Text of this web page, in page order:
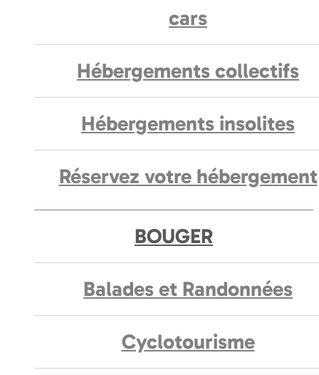
cars
Hébergements collectifs
Hébergements insolites
Réservez votre hébergement
BOUGER
Balades et Randonnées
Cyclotourisme